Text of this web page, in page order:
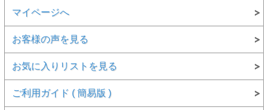
宝石
天然ダイヤモンド
カラ
0.113ct
カラ
Under N ( Very Light Yellow ) アンダーN ( ベリ
色の
起源
天然 ( ナチュラル )
マイページへ
お客様の声を見る
お気に入りリストを見る
ご利用ガイド ( 簡易版 )